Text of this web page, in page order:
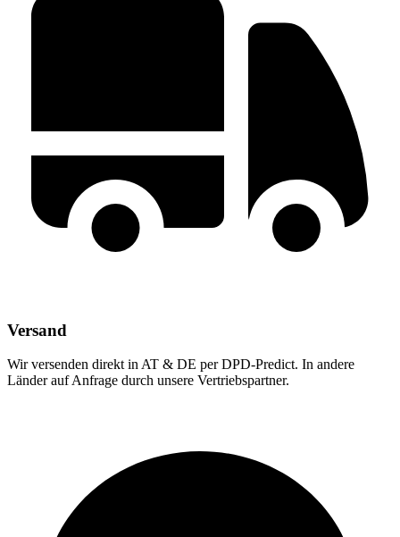
Versand
Wir versenden direkt in AT & DE per DPD-Predict. In andere
Länder auf Anfrage durch unsere Vertriebspartner.